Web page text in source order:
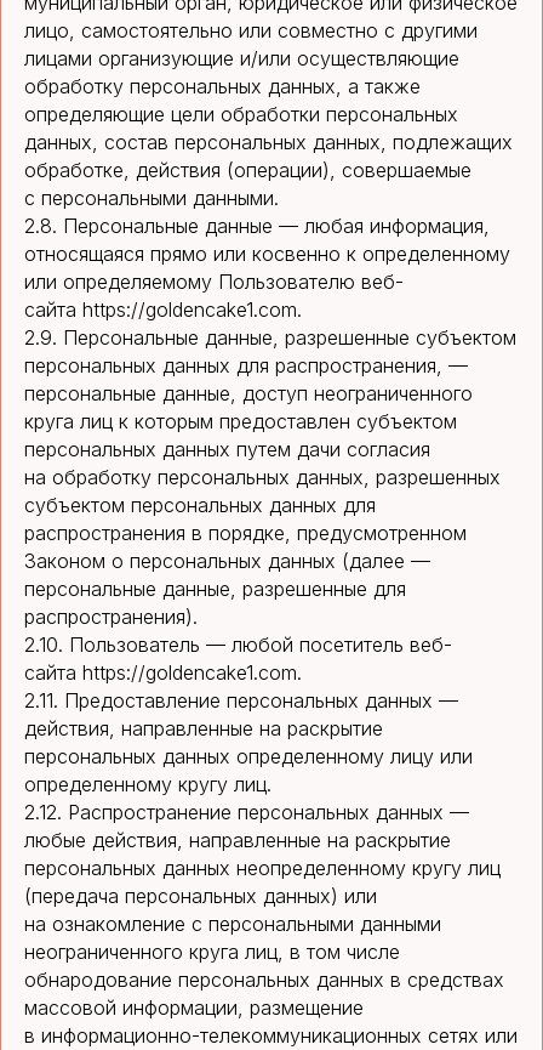
лицо, самостоятельно или совместно с другими
лицами организующие и/или осуществляющие
обработку персональных данных, а также
определяющие цели обработки персональных
данных, состав персональных данных, подлежащих
обработке, действия (операции), совершаемые
с персональными данными.
2.8. Персональные данные — любая информация,
относящаяся прямо или косвенно к определенному
или определяемому Пользователю веб-
сайта https://goldencake1.com.
2.9. Персональные данные, разрешенные субъектом
персональных данных для распространения, —
персональные данные, доступ неограниченного
круга лиц к которым предоставлен субъектом
персональных данных путем дачи согласия
на обработку персональных данных, разрешенных
субъектом персональных данных для
распространения в порядке, предусмотренном
Законом о персональных данных (далее —
персональные данные, разрешенные для
распространения).
2.10. Пользователь — любой посетитель веб-
сайта https://goldencake1.com.
2.11. Предоставление персональных данных —
действия, направленные на раскрытие
персональных данных определенному лицу или
определенному кругу лиц.
2.12. Распространение персональных данных —
любые действия, направленные на раскрытие
персональных данных неопределенному кругу лиц
(передача персональных данных) или
на ознакомление с персональными данными
неограниченного круга лиц, в том числе
обнародование персональных данных в средствах
массовой информации, размещение
в информационно-телекоммуникационных сетях или